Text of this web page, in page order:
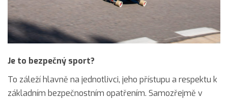
Je to bezpečný sport?
To záleží hlavně na jednotlivci, jeho přístupu a respektu k
základním bezpečnostním opatřením. Samozřejmě v